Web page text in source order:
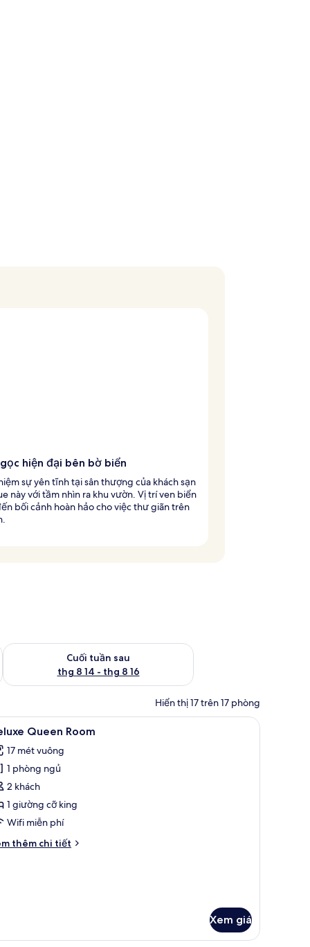
hiện đại bên bờ biển
sự yên tĩnh tại sân thượng của khách sạn
này với tầm nhìn ra khu vườn. Vị trí ven biển
bối cảnh hoàn hảo cho việc thư giãn trên
thg 8 7 - thg 8 9
Cuối tuần sau
thg 8 14 - thg 8 16
Kiểm tra lượng phòng cuối tuần tới từ thg 8 14 - thg 8 16
Hiển thị 17 trên 17 phòng
dị ứng, két bảo mật tại phòng, bànDeluxe Queen Room | Bộ đồ giường kháng
5 Queen Room
17 mét vuông
1 phòng ngủ
2 khách
1 giường cỡ king
Wifi miễn phí
thêm chi tiết
Xem giá